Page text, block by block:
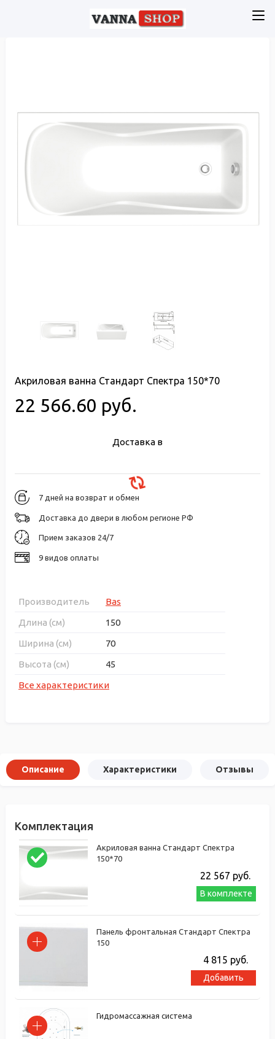
Акриловая ванна Стандарт Спектра 150*70
22 566.60 руб.
Доставка в
7 дней на возврат и обмен
Доставка до двери в любом регионе РФ
Прием заказов 24/7
9 видов оплаты
Производитель
Bas
Длина (см)
150
Ширина (см)
70
Высота (см)
45
Все характеристики
Описание Характеристики Отзывы
Комплектация
Акриловая ванна Стандарт Спектра
150*70
22 567 руб.
В комплекте
Панель фронтальная Стандарт Спектра
150
4 815 руб.
Добавить
Гидромассажная система